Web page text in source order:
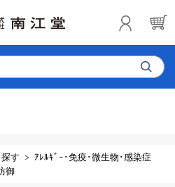
す
ｱﾚﾙｷﾞｰ･免疫･微生物･感染症
御